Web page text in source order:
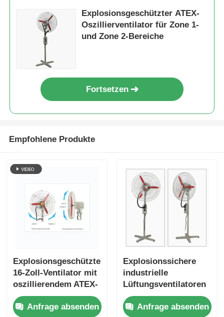
Explosionsgeschützter ATEX-
Oszillierventilator für Zone 1-
und Zone 2-Bereiche
Fortsetzen
Empfohlene Produkte
Explosionsgeschützter
16-Zoll-Ventilator mit
oszillierendem ATEX-
Aluminium zur
Wandmontage
Anfrage absenden
Explosionssichere
industrielle
Lüftungsventilatoren
für Öl- und
Gasbetriebe
Anfrage absenden